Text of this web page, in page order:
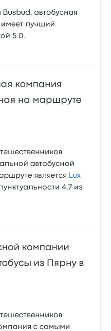
автобусная
имеет лучший
5.0.
компания
на маршруте
автобусной
является Lux
4.7 из
компании
из Пярну в
с самыми